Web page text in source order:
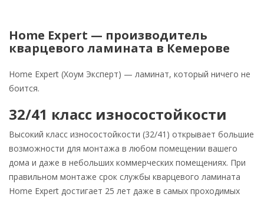
Home Expert — производитель
кварцевого ламината в Кемерове
Home Expert (Хоум Эксперт) — ламинат, который ничего не
боится.
32/41 класс износостойкости
Высокий класс износостойкости (32/41) открывает большие
возможности для монтажа в любом помещении вашего
дома и даже в небольших коммерческих помещениях. При
правильном монтаже срок службы кварцевого ламината
Home Expert достигает 25 лет даже в самых проходимых